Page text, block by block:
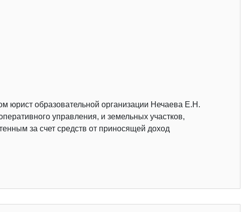
юрист образовательной организации Нечаева Е.Н.
управления, и земельных участков,
за счет средств от приносящей доход